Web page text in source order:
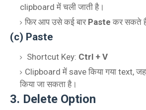
clipboard में चली जाती है।
फिर आप उसे कई बार Paste कर सकते
(c) Paste
Shortcut Key: Ctrl + V
Clipboard में save किया गया text,
किया जा सकता है।
3. Delete Option